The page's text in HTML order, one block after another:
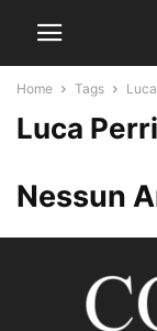
Home Tags
Luca Perri
Nessun